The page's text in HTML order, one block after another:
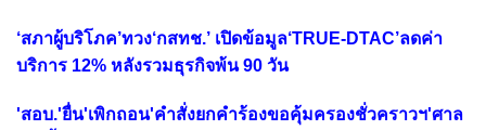
‘สภาผู้บริโภค’ทวง‘กสทช.’ เปิดข้อมูล‘TRUE-DTAC’ลดค่า
บริการ 12% หลังรวมธุรกิจพ้น 90 วัน
'สอบ.'ยื่น'เพิกถอน'คำสั่งยกคำร้องขอคุ้มครองชั่วคราวฯ'ศาล